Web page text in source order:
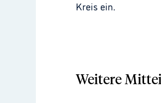
Kreis ein.
Weitere